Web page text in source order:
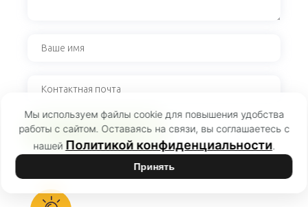
Мы используем файлы cookie для повышения удобства
работы с сайтом. Оставаясь на связи, вы соглашаетесь с
нашей Политикой конфиденциальности.
Принять